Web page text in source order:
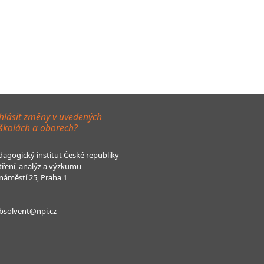
změny v uvedených
a oborech?
institut České republiky
analýz a výzkumu
25, Praha 1